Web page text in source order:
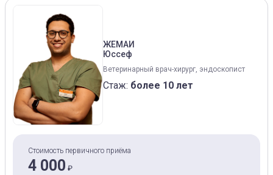
ЖЕМАИ
Юссеф
Ветеринарный врач-хирург, эндоскопист
Стаж: более 10 лет
Стоимость первичного приёма
4 000 ₽